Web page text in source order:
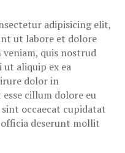
adipisicing elit,
ut labore et dolore
veniam, quis nostrud
aliquip ex ea
dolor in
cillum dolore eu
occaecat cupidatat
deserunt mollit